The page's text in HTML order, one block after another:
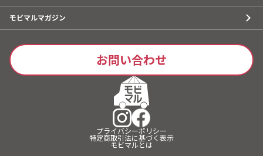
モビマルマガジン
お問い合わせ
プライバシーポリシー
特定商取引法に基づく表示
モビマルとは